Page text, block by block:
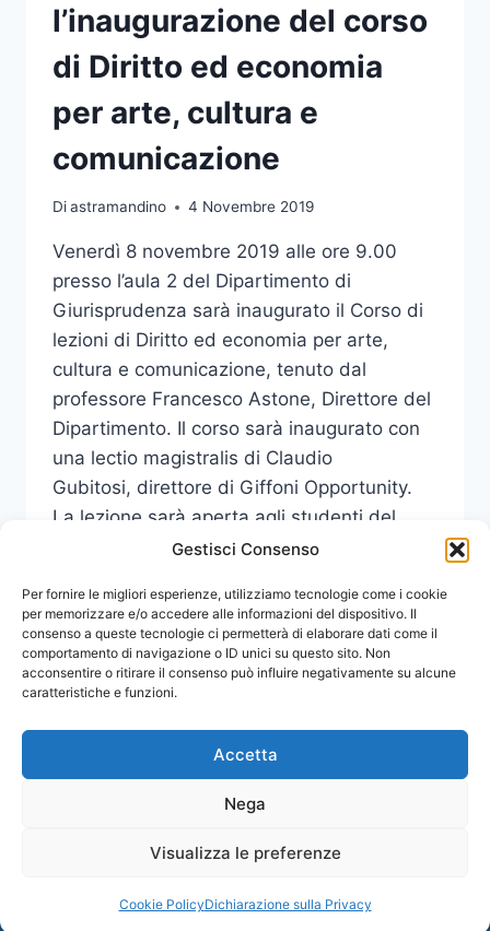
Gestisci Consenso
Per fornire le migliori esperienze, utilizziamo tecnologie come i cookie
per memorizzare e/o accedere alle informazioni del dispositivo. Il
consenso a queste tecnologie ci permetterà di elaborare dati come il
comportamento di navigazione o ID unici su questo sito. Non
acconsentire o ritirare il consenso può influire negativamente su alcune
caratteristiche e funzioni.
Accetta
Nega
Visualizza le preferenze
Cookie PolicyDichiarazione sulla Privacy
l’inaugurazione del corso
di Diritto ed economia
per arte, cultura e
comunicazione
Diastramandino 4 Novembre 2019
Venerdì 8 novembre 2019 alle ore 9.00
presso l’aula 2 del Dipartimento di
Giurisprudenza sarà inaugurato il Corso di
lezioni di Diritto ed economia per arte,
cultura e comunicazione, tenuto dal
professore Francesco Astone, Direttore del
Dipartimento. Il corso sarà inaugurato con
una lectio magistralis di Claudio
Gubitosi, direttore di Giffoni Opportunity.
La lezione sarà aperta agli studenti del
Corso di Diritto amministrativo I, tenuto…
LEGGI DI PIÙLECTIO
MAGISTRALIS
DI
GUBITOSI
PER
DEL
ECONOMIA
PER
CULTURA
© 2026 Comunicati Stampa | Powered by